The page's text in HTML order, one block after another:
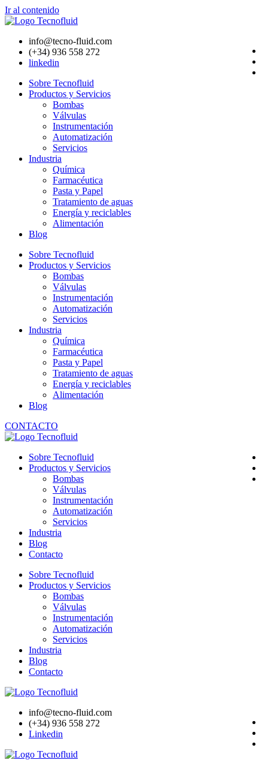
Ir al contenido
info@tecno-fluid.com
(+34) 936 558 272
linkedin
Sobre Tecnofluid
Productos y Servicios
Bombas
Válvulas
Instrumentación
Automatización
Servicios
Industria
Química
Farmacéutica
Pasta y Papel
Tratamiento de aguas
Energía y reciclables
Alimentación
Blog
Sobre Tecnofluid
Productos y Servicios
Bombas
Válvulas
Instrumentación
Automatización
Servicios
Industria
Química
Farmacéutica
Pasta y Papel
Tratamiento de aguas
Energía y reciclables
Alimentación
Blog
CONTACTO
Sobre Tecnofluid
Productos y Servicios
Bombas
Válvulas
Instrumentación
Automatización
Servicios
Industria
Blog
Contacto
Sobre Tecnofluid
Productos y Servicios
Bombas
Válvulas
Instrumentación
Automatización
Servicios
Industria
Blog
Contacto
info@tecno-fluid.com
(+34) 936 558 272
Linkedin